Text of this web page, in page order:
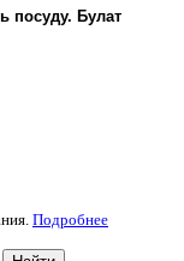
посуду. Булат
Подробнее